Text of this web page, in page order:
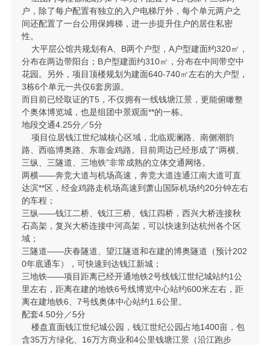
户，除了每户配置有独立的入户电梯厅外，每个单元两户之
间还配置了一台公用保姆梯，进一步提升住户的居住私密
性。
大平层公馆共规划有A、B两个户型，A户型建面约320㎡，
分布在两边带阳台；B户型建面约310㎡，分布在中间带空中
花园。另外，项目顶楼规划为建面640-740㎡左右的大户型，
3栋6个单元一共仅6套房源。
而目前已经取证的T5，不仅拥有一线钱塘江景，更能俯瞰整
个奥体博览城，也是组团中景观面**的一栋。
地段交通4.25分／5分
项目位居钱江世纪城核心区域，北临观澜路、南侧潮韵
路、西临博奥路、东靠金鸡路。目前周边已经形成了“两横、
三纵、三隧道、三地铁”非常成熟的立体交通网络。
两横——奔竞大道与机场高速，奔竞大道连通江南大道可直
达滨**区，经金鸡路走机场高速到萧山国际机场约20分钟左右
的车程；
三纵——钱江二桥、钱江三桥、钱江四桥，西兴大桥连接秋
石高架，复兴大桥连接中河高架，可以快速到达杭州各个区
域；
三隧道——庆春隧道、望江隧道和在建的博奥隧道（预计202
0年底通车），可快速到达钱江新城；
三地铁——项目距离已经开通地铁2号线钱江世纪城站约1公
里左右，距离在建的地铁6号线博览中心站约600米左右，距
离在建地铁6、7号线奥体中心站约1.6公里。
配套4.50分／5分
楼盘直面钱江世纪城公园，钱江世纪公园占地1400亩，包
含35万方绿化、16万方商业和4公里钱塘江景（沿江跑步